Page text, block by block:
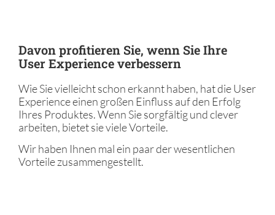
Davon profitieren Sie, wenn Sie Ihre
User Experience verbessern
Wie Sie vielleicht schon erkannt haben, hat die User
Experience einen großen Einfluss auf den Erfolg
Ihres Produktes. Wenn Sie sorgfältig und clever
arbeiten, bietet sie viele Vorteile.
Wir haben Ihnen mal ein paar der wesentlichen
Vorteile zusammengestellt.